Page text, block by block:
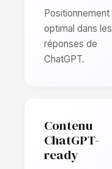
Positionnement
optimal dans les
réponses de
ChatGPT.
Contenu
ChatGPT-
ready